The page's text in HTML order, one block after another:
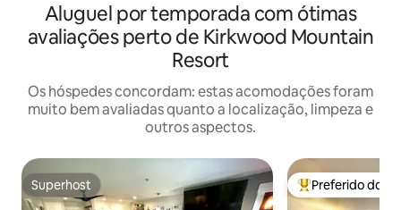
Aluguel por temporada com ótimas
avaliações perto de Kirkwood Mountain
Resort
Os hóspedes concordam: estas acomodações foram
muito bem avaliadas quanto a localização, limpeza e
outros aspectos.
Superhost
Superhost Entre os
Preferido dos